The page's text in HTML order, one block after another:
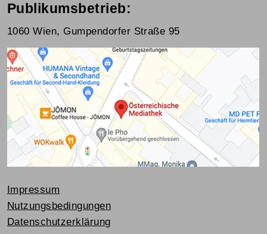
Publikumsbetrieb:
1060 Wien, Gumpendorfer Straße 95
Impressum
Nutzungsbedingungen
Datenschutzerklärung